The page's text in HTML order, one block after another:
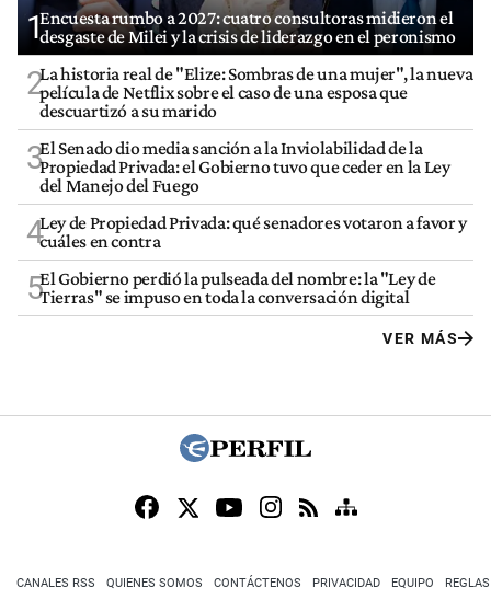
1Encuesta rumbo a 2027: cuatro consultoras midieron el
desgaste de Milei y la crisis de liderazgo en el peronismo
2La historia real de "Elize: Sombras de una mujer", la nueva
película de Netflix sobre el caso de una esposa que
descuartizó a su marido
3El Senado dio media sanción a la Inviolabilidad de la
Propiedad Privada: el Gobierno tuvo que ceder en la Ley
del Manejo del Fuego
4Ley de Propiedad Privada: qué senadores votaron a favor y
cuáles en contra
5El Gobierno perdió la pulseada del nombre: la "Ley de
Tierras" se impuso en toda la conversación digital
VER MÁS
CANALES RSS QUIENES SOMOS CONTÁCTENOS PRIVACIDAD EQUIPO